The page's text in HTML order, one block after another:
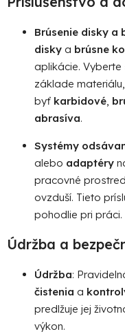
Brúsenie disky a
disky a brúsne
aplikácie.
základe
byť karbidové
abrasíva.
Systémy
alebo adaptéry
pracovné
ovzduší. Tieto
pohodlie pri práci.
Údržba a
Údržba:
čistenia a
predlžuje jej
výkon.